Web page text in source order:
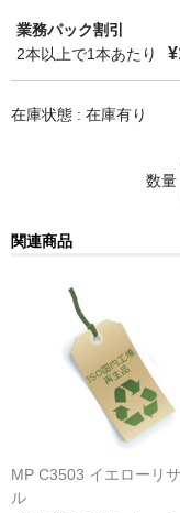
リサイクルトナーの
リサイクルトナー
全国発送・送料無料
対応プリンターメ
見積書発行依頼
なぜ業務用を選ぶべ
サイトマップ
業務パック割引
2本以上で1本あたり
在庫状態 : 在庫有り
数量
関連商品
MP C3503 イエローリ
ル